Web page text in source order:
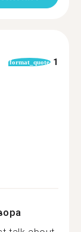
format_quote 1